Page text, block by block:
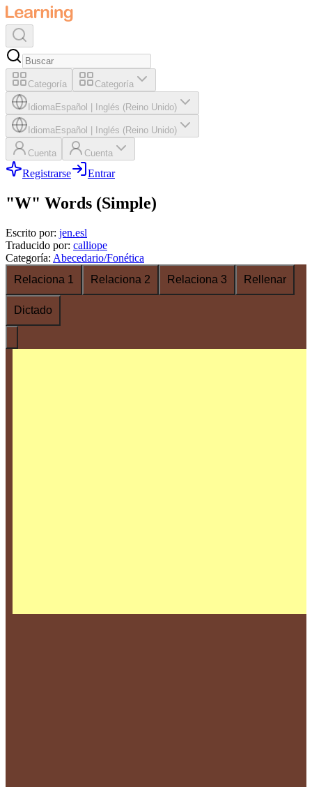
Categoría Categoría
IdiomaEspañol Inglés (Reino Unido)
IdiomaEspañol Inglés (Reino Unido)
Cuenta Cuenta
Registrarse Entrar
"W" Words (Simple)
Escrito por: jen.esl
Traducido por: calliope
Categoría: Abecedario/Fonética
Relaciona 1
Relaciona 2 Relaciona 3 Rellenar
Dictado